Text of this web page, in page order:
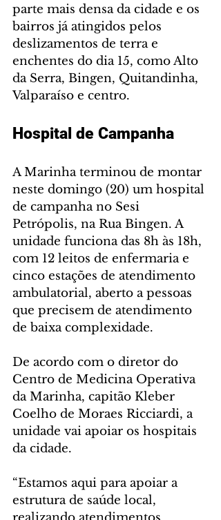
parte mais densa da cidade e os
bairros já atingidos pelos
deslizamentos de terra e
enchentes do dia 15, como Alto
da Serra, Bingen, Quitandinha,
Valparaíso e centro.
Hospital de Campanha
A Marinha terminou de montar
neste domingo (20) um hospital
de campanha no Sesi
Petrópolis, na Rua Bingen. A
unidade funciona das 8h às 18h,
com 12 leitos de enfermaria e
cinco estações de atendimento
ambulatorial, aberto a pessoas
que precisem de atendimento
de baixa complexidade.
De acordo com o diretor do
Centro de Medicina Operativa
da Marinha, capitão Kleber
Coelho de Moraes Ricciardi, a
unidade vai apoiar os hospitais
da cidade.
“Estamos aqui para apoiar a
estrutura de saúde local,